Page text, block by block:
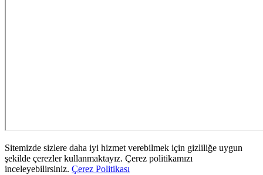
Sitemizde sizlere daha iyi hizmet verebilmek için gizliliğe uygun
şekilde çerezler kullanmaktayız. Çerez politikamızı
inceleyebilirsiniz. Çerez Politikası